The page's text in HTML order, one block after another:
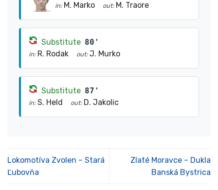
in: M. Marko out: M. Traore
Substitute 80'
in: R. Rodak out: J. Murko
Substitute 87'
in: S. Held out: D. Jakolic
Lokomotíva Zvolen – Stará
Ľubovňa
Zlaté Moravce – Dukla
Banská Bystrica